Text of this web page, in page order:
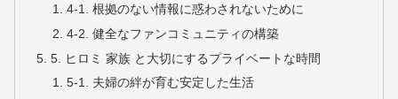
4-1. 根拠のない情報に惑わされないために
4-2. 健全なファンコミュニティの構築
5. ヒロミ 家族 と大切にするプライベートな時間
5-1. 夫婦の絆が育む安定した生活